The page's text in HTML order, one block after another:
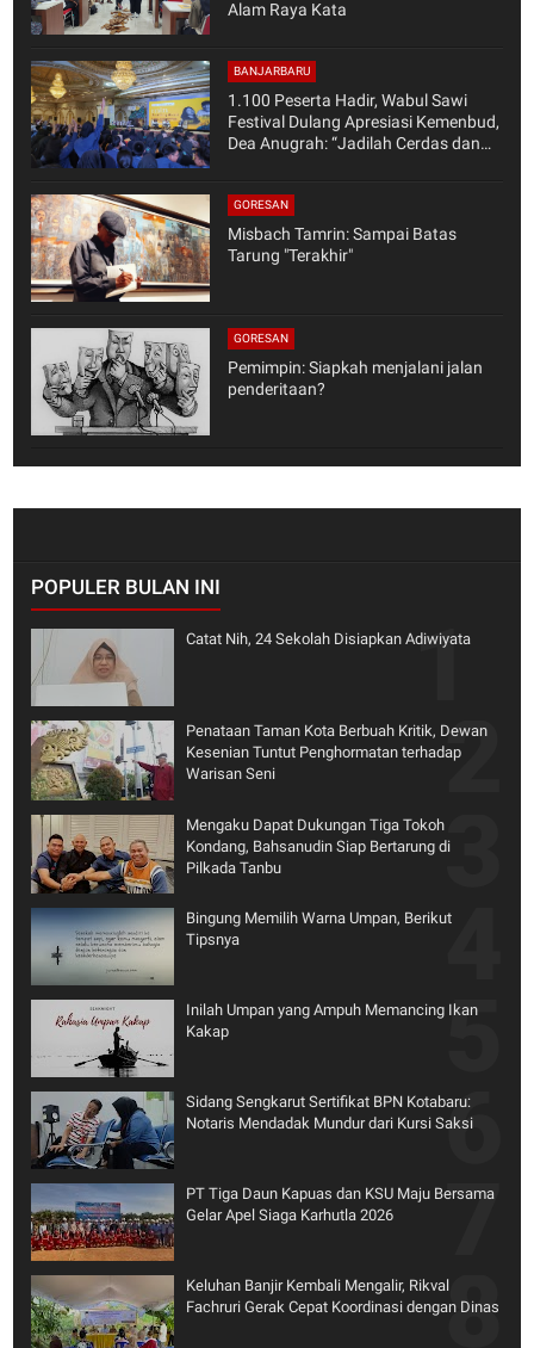
Alam Raya Kata
BANJARBARU
1.100 Peserta Hadir, Wabul Sawi
Festival Dulang Apresiasi Kemenbud,
Dea Anugrah: “Jadilah Cerdas dan
GORESAN
Misbach Tamrin: Sampai Batas
Tarung "Terakhir"
GORESAN
Pemimpin: Siapkah menjalani jalan
penderitaan?
POPULER BULAN INI
Catat Nih, 24 Sekolah Disiapkan Adiwiyata
Penataan Taman Kota Berbuah Kritik, Dewan
Kesenian Tuntut Penghormatan terhadap
Warisan Seni
Mengaku Dapat Dukungan Tiga Tokoh
Kondang, Bahsanudin Siap Bertarung di
Pilkada Tanbu
Bingung Memilih Warna Umpan, Berikut
Tipsnya
Inilah Umpan yang Ampuh Memancing Ikan
Kakap
Sidang Sengkarut Sertifikat BPN Kotabaru:
Notaris Mendadak Mundur dari Kursi Saksi
PT Tiga Daun Kapuas dan KSU Maju Bersama
Gelar Apel Siaga Karhutla 2026
Keluhan Banjir Kembali Mengalir, Rikval
Fachruri Gerak Cepat Koordinasi dengan Dinas